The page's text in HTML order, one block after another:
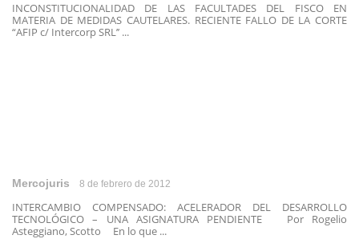
INCONSTITUCIONALIDAD DE LAS FACULTADES DEL FISCO EN
MATERIA DE MEDIDAS CAUTELARES. RECIENTE FALLO DE LA CORTE
“AFIP c/ Intercorp SRL’’ ...
Mercojuris 8 de febrero de 2012
INTERCAMBIO COMPENSADO: ACELERADOR DEL DESARROLLO
TECNOLÓGICO – UNA ASIGNATURA PENDIENTE Por Rogelio
Asteggiano, Scotto En lo que ...